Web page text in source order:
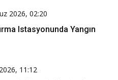
2026, 02:20
Istasyonunda Yangın
11:12